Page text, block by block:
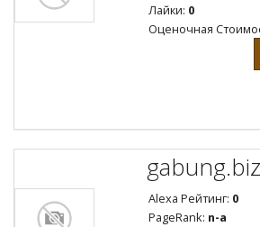
Лайки: 0
Оценочная
gabung.biz
Alexa Рейтинг: 0
PageRank: n-a